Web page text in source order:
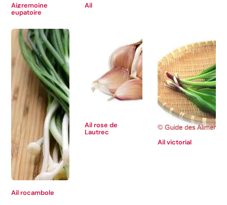
Aigremoine
eupatoire
Ail
Ail rocambole
Ail rose de
Lautrec
Ail victorial